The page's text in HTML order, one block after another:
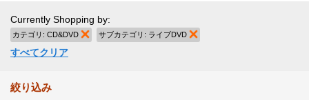
Currently Shopping by:
カテゴリ: CD&DVD 商品の削除
サブカテゴリ: ライブDVD
すべてクリア
絞り込み